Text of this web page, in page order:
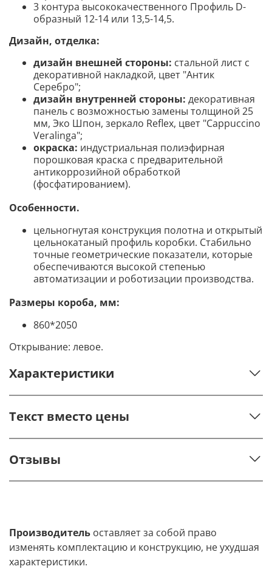
3 контура высококачественного Профиль D-
образный 12-14 или 13,5-14,5.
Дизайн, отделка:
дизайн внешней стороны: стальной лист с
декоративной накладкой, цвет "Антик
Серебро";
дизайн внутренней стороны: декоративная
панель с возможностью замены толщиной 25
мм, Эко Шпон, зеркало Reflex, цвет "Cappuccino
Veralinga";
окраска: индустриальная полиэфирная
порошковая краска с предварительной
антикоррозийной обработкой
(фосфатированием).
Особенности.
цельногнутая конструкция полотна и открытый
цельнокатаный профиль коробки. Стабильно
точные геометрические показатели, которые
обеспечиваются высокой степенью
автоматизации и роботизации производства.
Размеры короба, мм:
860*2050
Открывание: левое.
Характеристики
Текст вместо цены
Отзывы
Производитель оставляет за собой право
изменять комплектацию и конструкцию, не ухудшая
характеристики.